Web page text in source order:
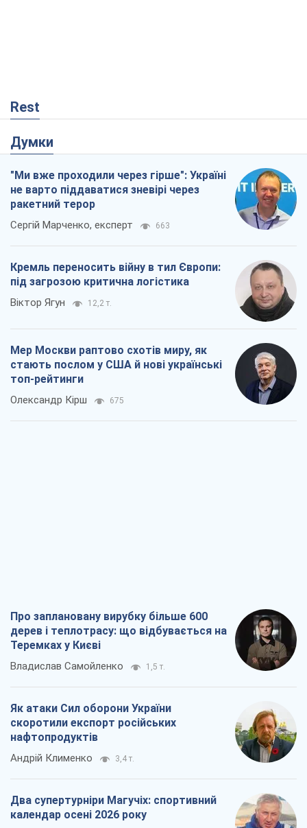
Rest
Думки
"Ми вже проходили через гірше": Україні
не варто піддаватися зневірі через
ракетний терор
Сергій Марченко, експерт 663
Кремль переносить війну в тил Європи:
під загрозою критична логістика
Віктор Ягун 12,2 т.
Мер Москви раптово схотів миру, як
стають послом у США й нові українські
топ-рейтинги
Олександр Кірш 675
Про заплановану вирубку більше 600
дерев і теплотрасу: що відбувається на
Теремках у Києві
Владислав Самойленко 1,5 т.
Як атаки Сил оборони України
скоротили експорт російських
нафтопродуктів
Андрій Клименко 3,4 т.
Два супертурніри Магучіх: спортивний
календар осені 2026 року